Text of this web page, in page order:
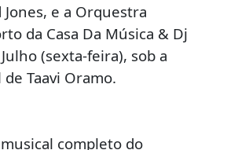
e a Orquestra
da Casa Da Música & Dj
(sexta-feira), sob a
Taavi Oramo.
completo do